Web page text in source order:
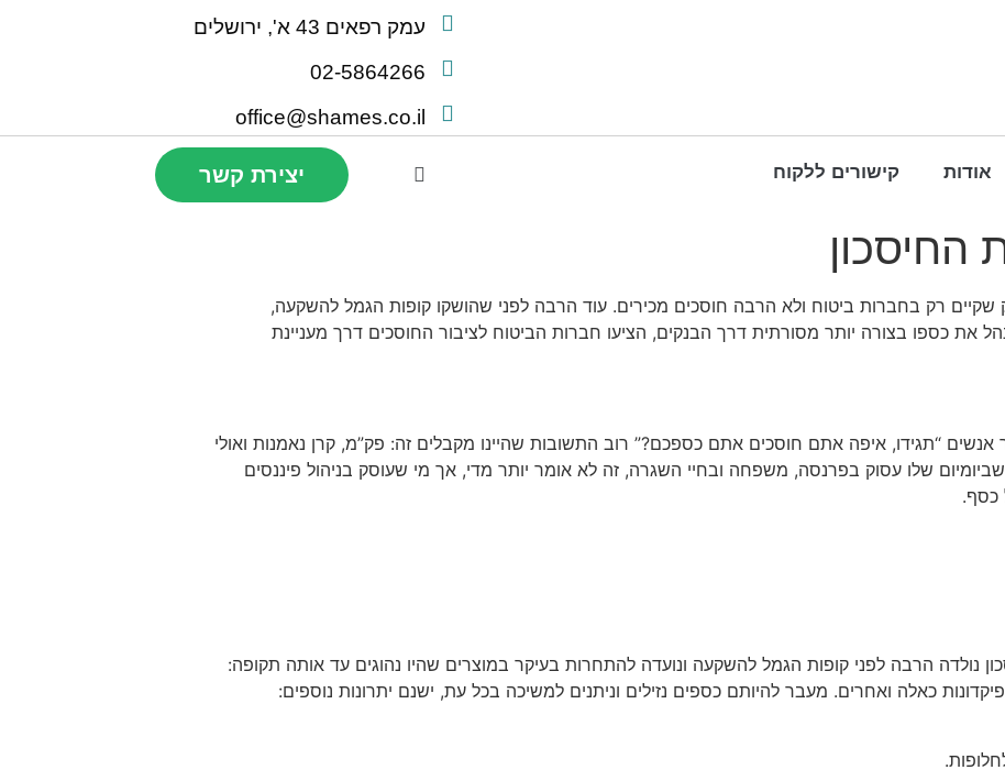
עמק רפאים 43 א', ירושלים
02-5864266
office@shames.co.il
אודות קישורים ללקוח יצירת קשר
החיסכון
שקיים רק בחברות ביטוח ולא הרבה חוסכים מכירים. עוד הרבה לפני שהושקו קופות הגמל להשקעה,
את כספו בצורה יותר מסורתית דרך הבנקים, הציעו חברות הביטוח לציבור החוסכים דרך מעניינת
אנשים “תגידו, איפה אתם חוסכים אתם כספכם?” רוב התשובות שהיינו מקבלים זה: פק”מ, קרן נאמנות ואולי
שלו עסוק בפרנסה, משפחה ובחיי השגרה, זה לא אומר יותר מדי, אך מי שעוסק בניהול פיננסים
כסף.
נולדה הרבה לפני קופות הגמל להשקעה ונועדה להתחרות בעיקר במוצרים שהיו נהוגים עד אותה תקופה:
כאלה ואחרים. מעבר להיותם כספים נזילים וניתנים למשיכה בכל עת, ישנם יתרונות נוספים: